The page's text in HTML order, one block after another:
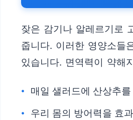
잦은 감기나 알레르기로
줍니다. 이러한 영양소들
있습니다. 면역력이 약해
매일 샐러드에 산상추
우리 몸의 방어력을 효